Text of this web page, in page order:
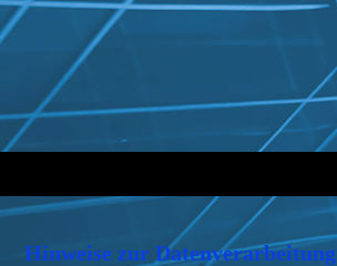
Hinweise zur Datenverarbeitung